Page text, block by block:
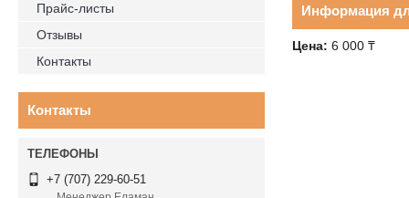
Информация
Цена: 6 000 ₸
Прайс-листы
Отзывы
Контакты
Контакты
+7 (707) 229-60-51